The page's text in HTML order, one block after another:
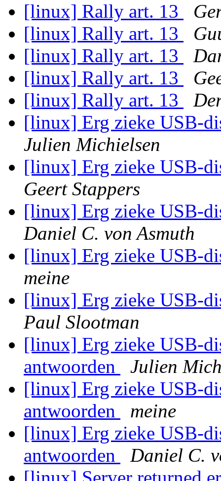
[linux] Rally art. 13
[linux] Rally art. 13
[linux] Rally art. 13
[linux] Rally art. 13
[linux] Rally art. 13
[linux] Erg zieke USB-
Julien Michielsen
[linux] Erg zieke USB-
Geert Stappers
[linux] Erg zieke USB-
Daniel C. von Asmuth
[linux] Erg zieke USB-
meine
[linux] Erg zieke USB-
Paul Slootman
[linux] Erg zieke USB-
antwoorden
Julien
[linux] Erg zieke USB-
antwoorden
meine
[linux] Erg zieke USB-
antwoorden
Daniel C.